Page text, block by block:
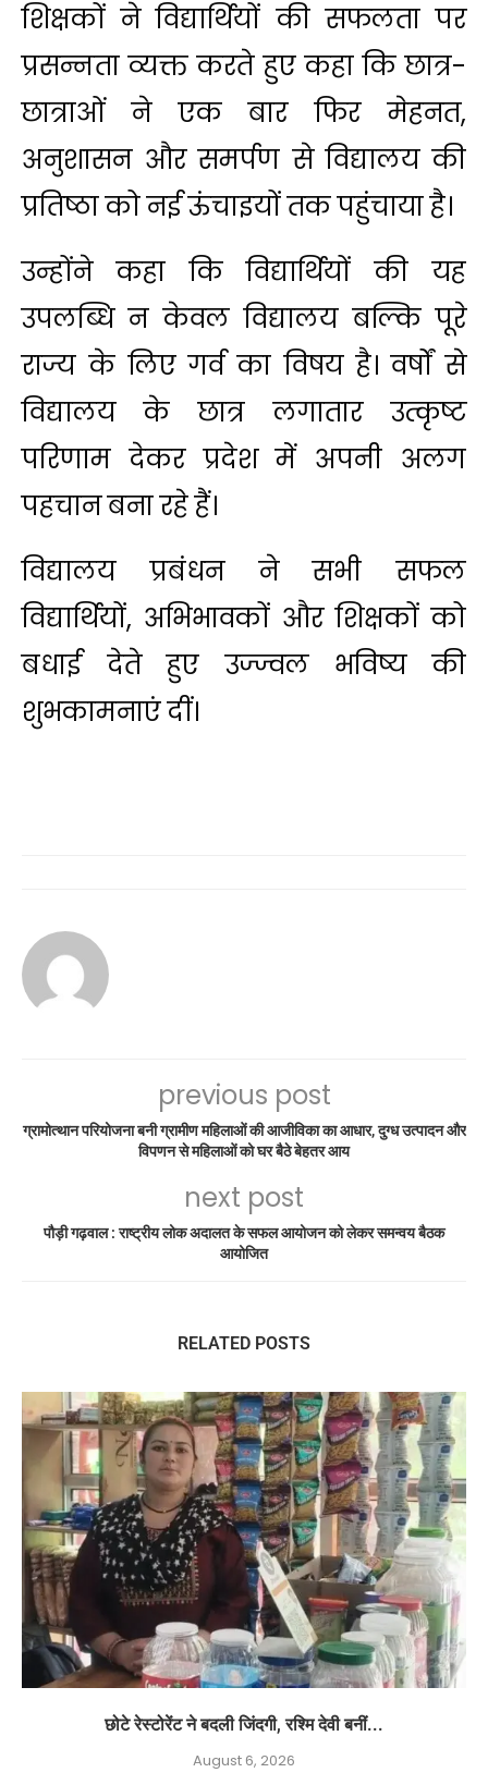
शिक्षकों ने विद्यार्थियों की सफलता पर
प्रसन्नता व्यक्त करते हुए कहा कि छात्र-
छात्राओं ने एक बार फिर मेहनत,
अनुशासन और समर्पण से विद्यालय की
प्रतिष्ठा को नई ऊंचाइयों तक पहुंचाया है।
उन्होंने कहा कि विद्यार्थियों की यह
उपलब्धि न केवल विद्यालय बल्कि पूरे
राज्य के लिए गर्व का विषय है। वर्षों से
विद्यालय के छात्र लगातार उत्कृष्ट
परिणाम देकर प्रदेश में अपनी अलग
पहचान बना रहे हैं।
विद्यालय प्रबंधन ने सभी सफल
विद्यार्थियों, अभिभावकों और शिक्षकों को
बधाई देते हुए उज्ज्वल भविष्य की
शुभकामनाएं दीं।
previous post
ग्रामोत्थान परियोजना बनी ग्रामीण महिलाओं की आजीविका का आधार, दुग्ध उत्पादन और
विपणन से महिलाओं को घर बैठे बेहतर आय
next post
पौड़ी गढ़वाल : राष्ट्रीय लोक अदालत के सफल आयोजन को लेकर समन्वय बैठक
आयोजित
RELATED POSTS
छोटे रेस्टोरेंट ने बदली जिंदगी, रश्मि देवी बनीं...
August 6, 2026